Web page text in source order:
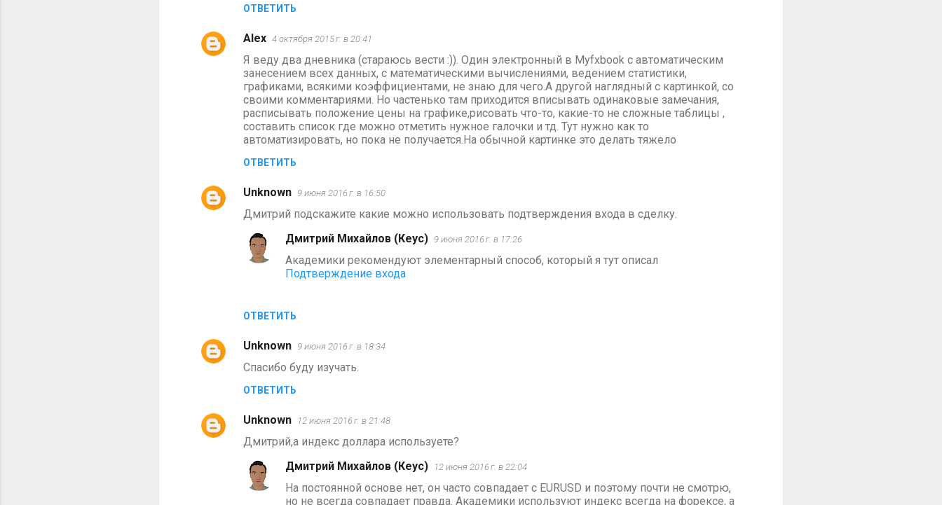
ОТВЕТИТЬ
Alex 4 октября 2015 г. в 20:41
Я веду два дневника (стараюсь вести :)). Один электронный в Myfxbook с автоматическим
занесением всех данных, с математическими вычислениями, ведением статистики,
графиками, всякими коэффициентами, не знаю для чего.А другой наглядный с картинкой, со
своими комментариями. Но частенько там приходится вписывать одинаковые замечания,
расписывать положение цены на графике,рисовать что-то, какие-то не сложные таблицы ,
составить список где можно отметить нужное галочки и тд. Тут нужно как то
автоматизировать, но пока не получается.На обычной картинке это делать тяжело
ОТВЕТИТЬ
Unknown 9 июня 2016 г. в 16:50
Дмитрий подскажите какие можно использовать подтверждения входа в сделку.
ОТВЕТИТЬ
Дмитрий Михайлов (Кеус) 9 июня 2016 г. в 17:26
Академики рекомендуют элементарный способ, который я тут описал
Подтверждение входа
Unknown 9 июня 2016 г. в 18:34
Спасибо буду изучать.
ОТВЕТИТЬ
Unknown 12 июня 2016 г. в 21:48
Дмитрий,а индекс доллара используете?
Дмитрий Михайлов (Кеус)
12 июня 2016 г. в 22:04
На постоянной основе нет, он часто совпадает с EURUSD и поэтому почти не смотрю,
но не всегда совпадает правда. Академики используют индекс всегда на форексе, а